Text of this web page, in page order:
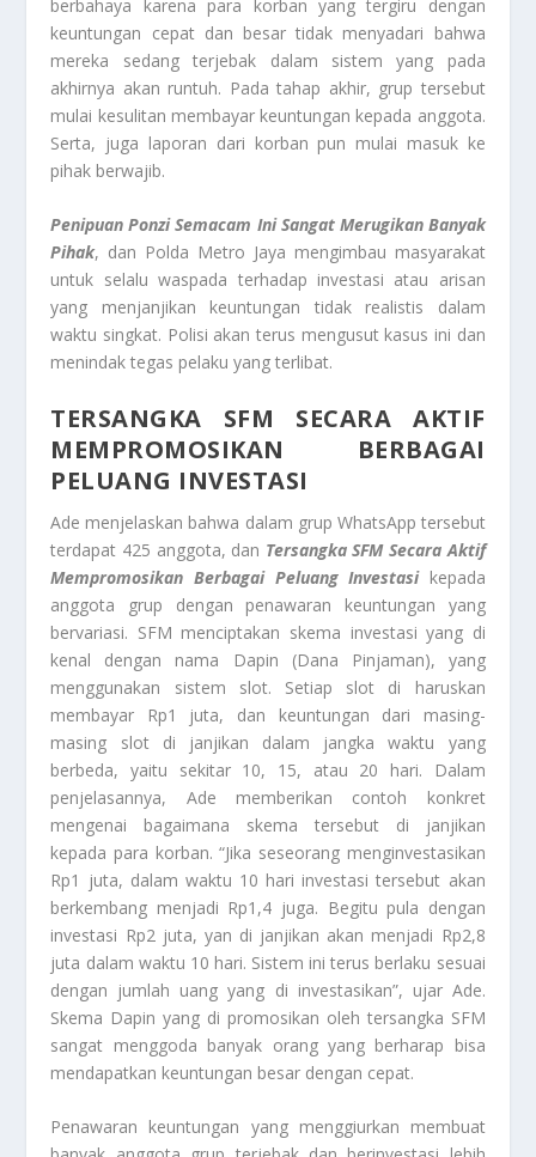
berbahaya karena para korban yang tergiru dengan
keuntungan cepat dan besar tidak menyadari bahwa
mereka sedang terjebak dalam sistem yang pada
akhirnya akan runtuh. Pada tahap akhir, grup tersebut
mulai kesulitan membayar keuntungan kepada anggota.
Serta, juga laporan dari korban pun mulai masuk ke
pihak berwajib.
Penipuan Ponzi Semacam Ini Sangat Merugikan Banyak
Pihak, dan Polda Metro Jaya mengimbau masyarakat
untuk selalu waspada terhadap investasi atau arisan
yang menjanjikan keuntungan tidak realistis dalam
waktu singkat. Polisi akan terus mengusut kasus ini dan
menindak tegas pelaku yang terlibat.
TERSANGKA SFM SECARA AKTIF
MEMPROMOSIKAN BERBAGAI
PELUANG INVESTASI
Ade menjelaskan bahwa dalam grup WhatsApp tersebut
terdapat 425 anggota, dan Tersangka SFM Secara Aktif
Mempromosikan Berbagai Peluang Investasikepada
anggota grup dengan penawaran keuntungan yang
bervariasi. SFM menciptakan skema investasi yang di
kenal dengan nama Dapin (Dana Pinjaman), yang
menggunakan sistem slot. Setiap slot di haruskan
membayar Rp1 juta, dan keuntungan dari masing-
masing slot di janjikan dalam jangka waktu yang
berbeda, yaitu sekitar 10, 15, atau 20 hari. Dalam
penjelasannya, Ade memberikan contoh konkret
mengenai bagaimana skema tersebut di janjikan
kepada para korban. “Jika seseorang menginvestasikan
Rp1 juta, dalam waktu 10 hari investasi tersebut akan
berkembang menjadi Rp1,4 juga. Begitu pula dengan
investasi Rp2 juta, yan di janjikan akan menjadi Rp2,8
juta dalam waktu 10 hari. Sistem ini terus berlaku sesuai
dengan jumlah uang yang di investasikan”, ujar Ade.
Skema Dapin yang di promosikan oleh tersangka SFM
sangat menggoda banyak orang yang berharap bisa
mendapatkan keuntungan besar dengan cepat.
Penawaran keuntungan yang menggiurkan membuat